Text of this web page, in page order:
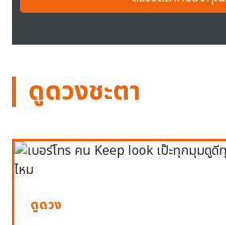
ดูดวงชะตา
ดูดวง